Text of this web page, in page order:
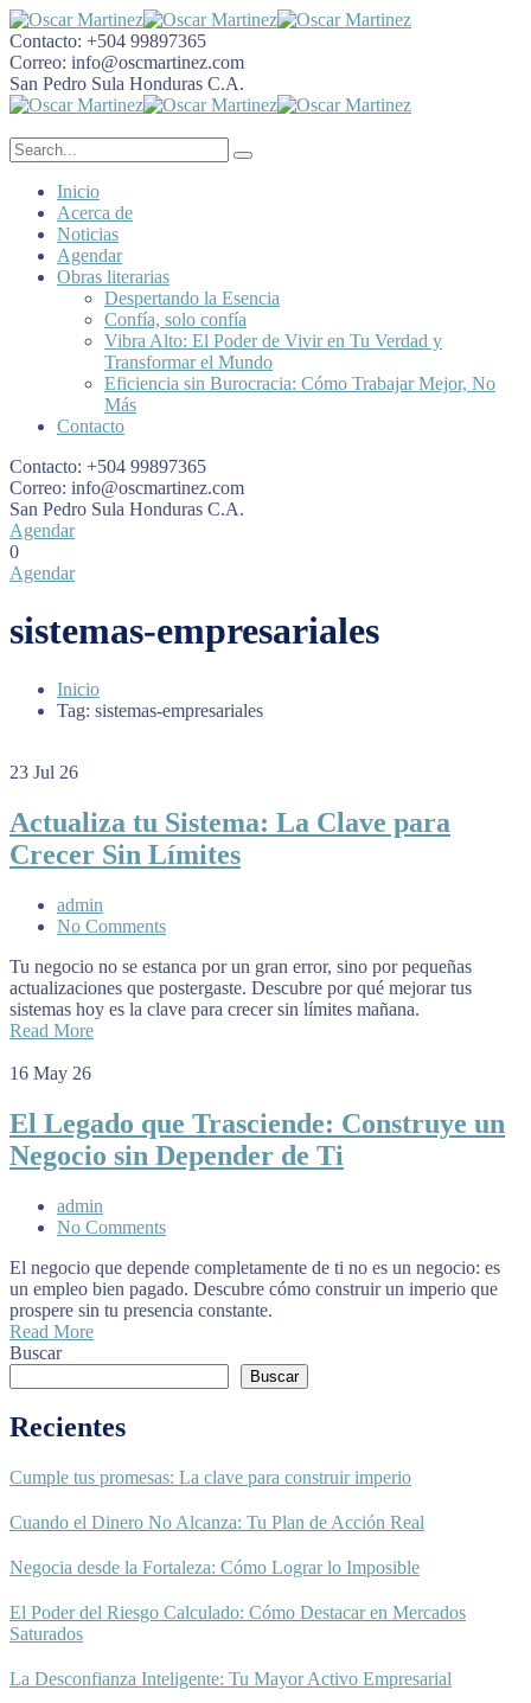
Contacto: +504 99897365
Correo: info@oscmartinez.com
San Pedro Sula Honduras C.A.
Inicio
Acerca de
Noticias
Agendar
Obras literarias
Despertando la Esencia
Confía, solo confía
Vibra Alto: El Poder de Vivir en Tu Verdad y
Transformar el Mundo
Eficiencia sin Burocracia: Cómo Trabajar Mejor, No
Más
Contacto
Contacto: +504 99897365
Correo: info@oscmartinez.com
San Pedro Sula Honduras C.A.
Agendar
0
Agendar
sistemas-empresariales
Inicio
Tag: sistemas-empresariales
23 Jul 26
Actualiza tu Sistema: La Clave para
Crecer Sin Límites
admin
No Comments
Tu negocio no se estanca por un gran error, sino por pequeñas
actualizaciones que postergaste. Descubre por qué mejorar tus
sistemas hoy es la clave para crecer sin límites mañana.
Read More
16 May 26
El Legado que Trasciende: Construye un
Negocio sin Depender de Ti
admin
No Comments
El negocio que depende completamente de ti no es un negocio: es
un empleo bien pagado. Descubre cómo construir un imperio que
prospere sin tu presencia constante.
Read More
Buscar
Buscar
Recientes
Cumple tus promesas: La clave para construir imperio
Cuando el Dinero No Alcanza: Tu Plan de Acción Real
Negocia desde la Fortaleza: Cómo Lograr lo Imposible
El Poder del Riesgo Calculado: Cómo Destacar en Mercados
Saturados
La Desconfianza Inteligente: Tu Mayor Activo Empresarial